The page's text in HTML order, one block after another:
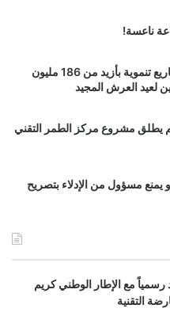
ناعسة!
عامل إقليم صفرو يطلق ويدشن مشاريع تنموية بأزيد من 186 مليون
لعيد العرش المجيد
يطلق مشروع مركز الطمر التقني
يمنع مسؤول من الإدلاء بتصريح
رسمياً مع الإطار الوطني كريم
التقنية